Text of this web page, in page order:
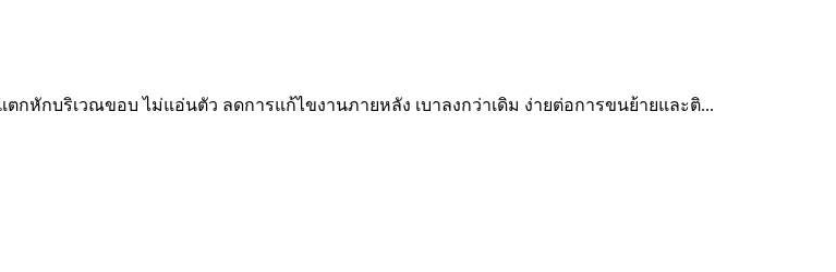
กบริเวณขอบ ไม่แอ่นตัว ลดการแก้ไขงานภายหลัง เบาลงกว่าเดิม ง่ายต่อการขนย้ายและติ...